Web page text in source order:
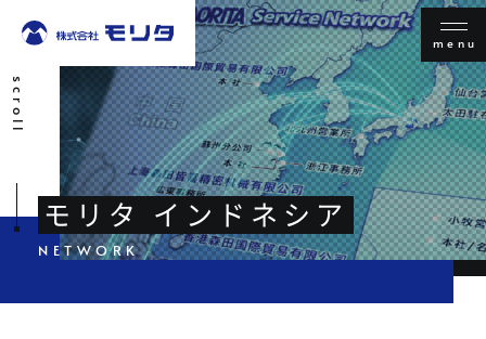
scroll
menu
モリタ インドネシア